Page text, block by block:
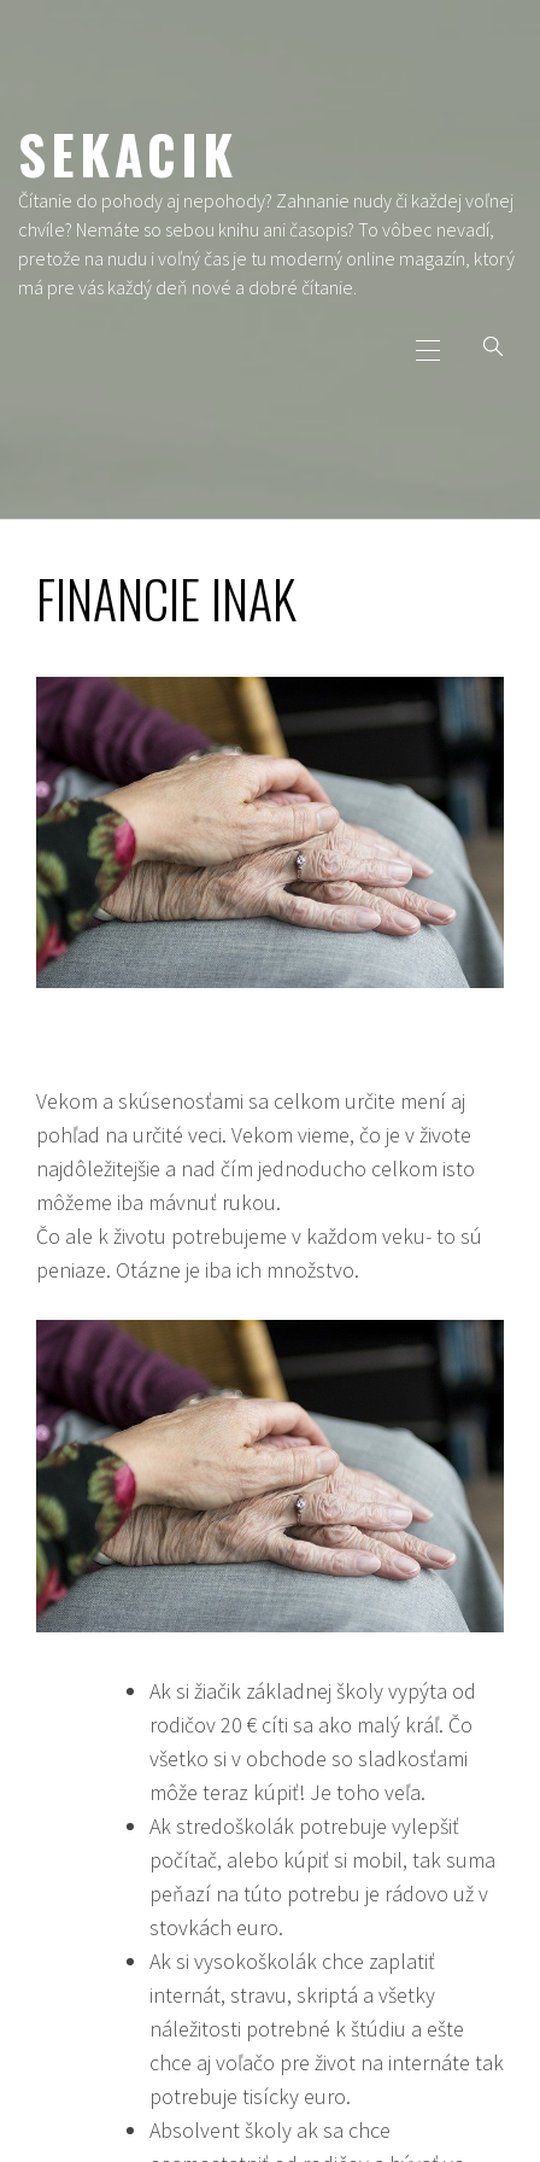
SEKACIK
Čítanie do pohody aj nepohody? Zahnanie nudy či každej voľnej
chvíle? Nemáte so sebou knihu ani časopis? To vôbec nevadí,
pretože na nudu i voľný čas je tu moderný online magazín, ktorý
má pre vás každý deň nové a dobré čítanie.
Menu
FINANCIE INAK
Vekom a skúsenosťami sa celkom určite mení aj
pohľad na určité veci. Vekom vieme, čo je v živote
najdôležitejšie a nad čím jednoducho celkom isto
môžeme iba mávnuť rukou.
Čo ale k životu potrebujeme v každom veku- to sú
peniaze. Otázne je iba ich množstvo.
Ak si žiačik základnej školy vypýta od
rodičov 20 € cíti sa ako malý kráľ. Čo
všetko si v obchode so sladkosťami
môže teraz kúpiť! Je toho veľa.
Ak stredoškolák potrebuje vylepšiť
počítač, alebo kúpiť si mobil, tak suma
peňazí na túto potrebu je rádovo už v
stovkách euro.
Ak si vysokoškolák chce zaplatiť
internát, stravu, skriptá a všetky
náležitosti potrebné k štúdiu a ešte
chce aj voľačo pre život na internáte tak
potrebuje tisícky euro.
Absolvent školy ak sa chce